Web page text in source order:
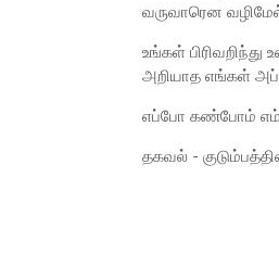
வருவாரென
உங்கள்
அறியாத எங்கள்
எப்போ கண்போம் எம்
தகவல் -